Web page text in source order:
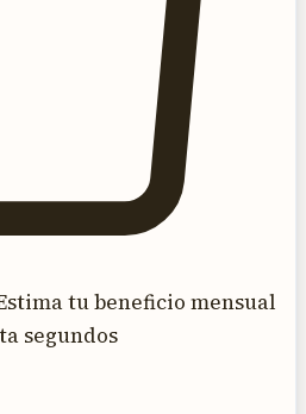
tu beneficio mensual
segundos